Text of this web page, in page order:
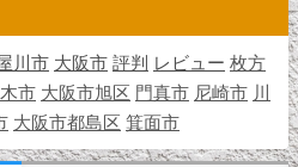
川市 大阪市 評判 レビュー 枚方
市 大阪市旭区 門真市 尼崎市 川
大阪市都島区 箕面市